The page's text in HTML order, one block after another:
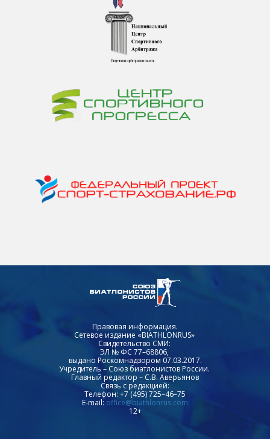
Правовая информация.
Сетевое издание «BIATHLONRUS»
Свидетельство СМИ:
ЭЛ № ФС 77–68806,
выдано Роскомнадзором 07.03.2017.
Учредитель – Союз биатлонистов России.
Главный редактор – С.В. Аверьянов
Связь с редакцией:
Телефон: +7 (495) 725–46–75
E-mail: office@biathlonrus.com
12+